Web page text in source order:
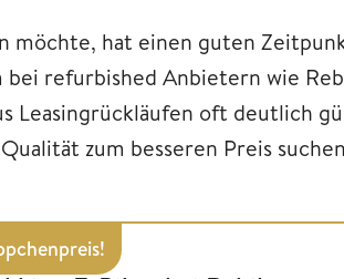
möchte, hat einen guten
refurbished Anbietern wie
Leasingrückläufen oft deutlich
zum besseren Preis